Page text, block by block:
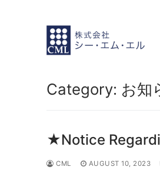
Category: お知
★Notice
CML AUGUST 10, 2023